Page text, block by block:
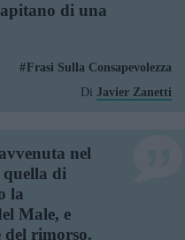
di una
Frasi Sulla Consapevolezza
Di Javier Zanetti
nel
quella di
la
Male, e
del rimorso.